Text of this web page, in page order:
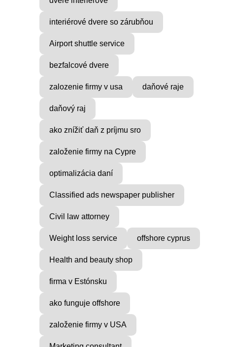
interiérové dvere so zárubňou
Airport shuttle service
bezfalcové dvere
zalozenie firmy v usa daňové raje
daňový raj
ako znížiť daň z príjmu sro
založenie firmy na Cypre
optimalizácia daní
Classified ads newspaper publisher
Civil law attorney
Weight loss service offshore cyprus
Health and beauty shop
firma v Estónsku
ako funguje offshore
založenie firmy v USA
MUSIC PRODUCER
Find Inner Peace with Raul